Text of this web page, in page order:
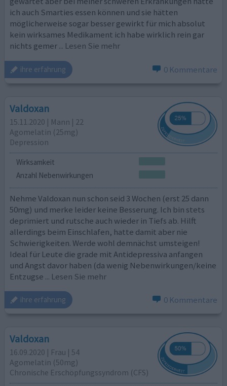
ich auch Smarties essen können und sie hätten
möglicherweise sogar besser gewirkt für mich absolut
kein wirksames Medikament ich habe wirklich rein gar
nichts gemer... Lesen Sie mehr
ihre erfahrung 0 Kommentare
Valdoxan
15.11.2020 | Mann | 22
Agomelatin (25mg)
Depression
Wirksamkeit
Anzahl Nebenwirkungen
Nehme Valdoxan nun schon seid 3 Wochen (erst 25 dann
50mg) und merke leider keine Besserung. Ich bin stets
deprimiert und rutsche auch wieder in Tiefs ab. Hilft
allerdings beim Einschlafen, hatte damit aber nie
Schwierigkeiten. Werde wohl demnächst umsteigen!
Ideal für Leute die grade mit Antidepressiva anfangen
und Angst davor haben (da wenig Nebenwirkungen/keine
Entzugse ... Lesen Sie mehr
ihre erfahrung 0 Kommentare
Valdoxan
16.09.2020 | Frau | 54
Agomelatin (50mg)
Chronische Erschöpfungssyndrom (CFS)